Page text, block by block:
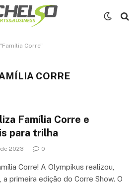
Corre"
CORRE
Família Corre e
para trilha
2023 0
Corre! A Olympikus realizou,
primeira edição do Corre Show. O